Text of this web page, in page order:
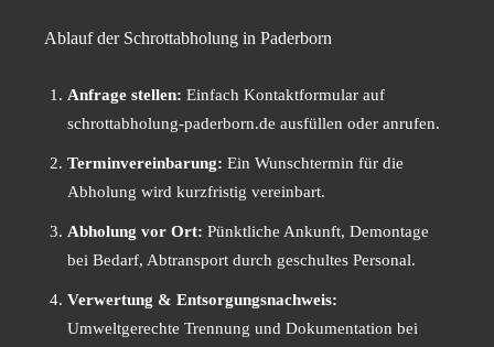
Ablauf der Schrottabholung in Paderborn
Anfrage stellen: Einfach Kontaktformular auf
schrottabholung-paderborn.de ausfüllen oder anrufen.
Terminvereinbarung: Ein Wunschtermin für die
Abholung wird kurzfristig vereinbart.
Abholung vor Ort: Pünktliche Ankunft, Demontage
bei Bedarf, Abtransport durch geschultes Personal.
Verwertung & Entsorgungsnachweis:
Umweltgerechte Trennung und Dokumentation bei